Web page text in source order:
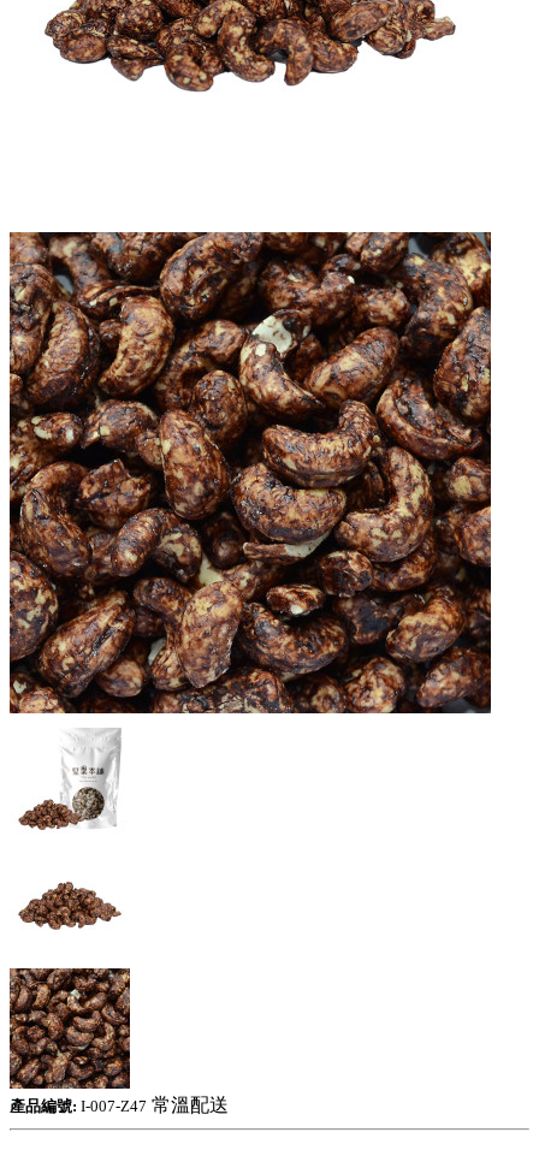
產品編號: I-007-Z47 常溫配送